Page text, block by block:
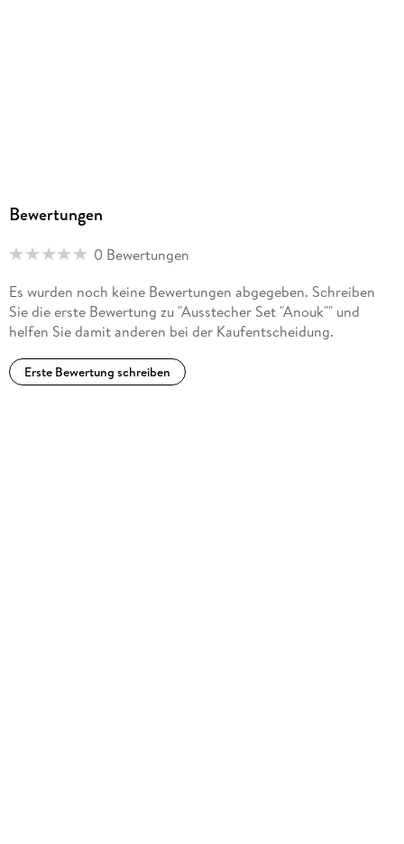
Bewertungen
0 Bewertungen
Es wurden noch keine Bewertungen abgegeben. Schreiben
Sie die erste Bewertung zu "Ausstecher Set "Anouk"" und
helfen Sie damit anderen bei der Kaufentscheidung.
Erste Bewertung schreiben